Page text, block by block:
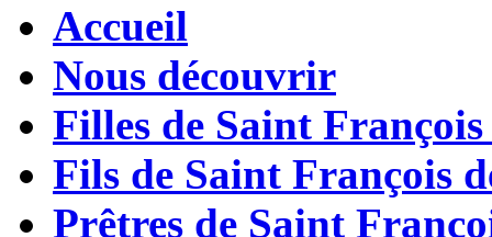
Accueil
Nous découvrir
Filles de Saint François
Fils de Saint François
Prêtres de Saint